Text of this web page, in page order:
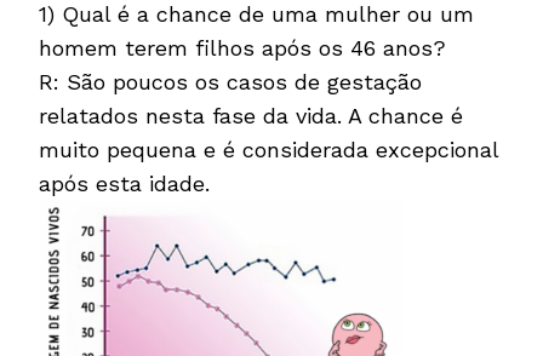
1) Qual é a chance de uma mulher ou um
homem terem filhos após os 46 anos?
R: São poucos os casos de gestação
relatados nesta fase da vida. A chance é
muito pequena e é considerada excepcional
após esta idade.